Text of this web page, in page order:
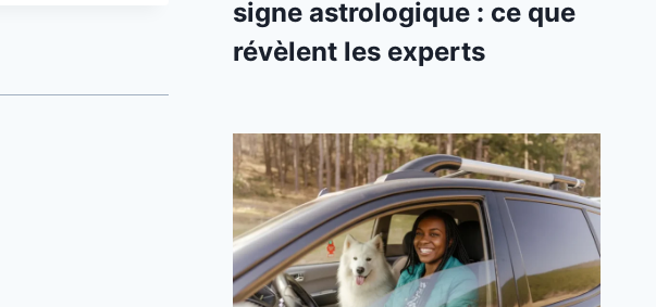
signe astrologique : ce que
révèlent les experts